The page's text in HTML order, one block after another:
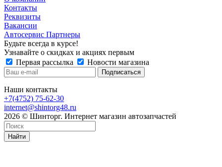
Контакты
Реквизиты
Вакансии
Автосервис Партнеры
Будьте всегда в курсе!
Узнавайте о скидках и акциях первым
Первая рассылка
Новости магазина
Наши контакты
+7(4752) 75-62-30
internet@shintorg48.ru
2026 © Шинторг. Интернет магазин автозапчастей
Найти